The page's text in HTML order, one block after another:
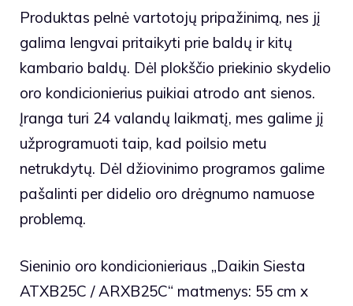
Produktas pelnė vartotojų pripažinimą, nes jį
galima lengvai pritaikyti prie baldų ir kitų
kambario baldų. Dėl plokščio priekinio skydelio
oro kondicionierius puikiai atrodo ant sienos.
Įranga turi 24 valandų laikmatį, mes galime jį
užprogramuoti taip, kad poilsio metu
netrukdytų. Dėl džiovinimo programos galime
pašalinti per didelio oro drėgnumo namuose
problemą.
Sieninio oro kondicionieriaus „Daikin Siesta
ATXB25C / ARXB25C“ matmenys: 55 cm x